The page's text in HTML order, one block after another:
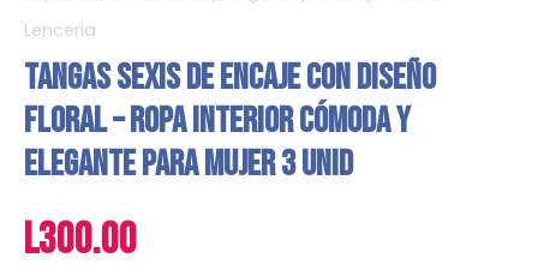
Lenceria
Tangas Sexis de Encaje con Diseño
Floral – Ropa Interior Cómoda y
Elegante para Mujer 3 Unid
L300.00